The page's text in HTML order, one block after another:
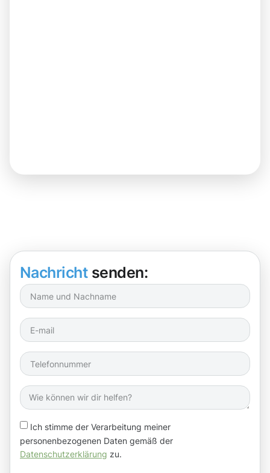
Nachricht senden:
Ich stimme der Verarbeitung meiner
personenbezogenen Daten gemäß der
Datenschutzerklärung zu.